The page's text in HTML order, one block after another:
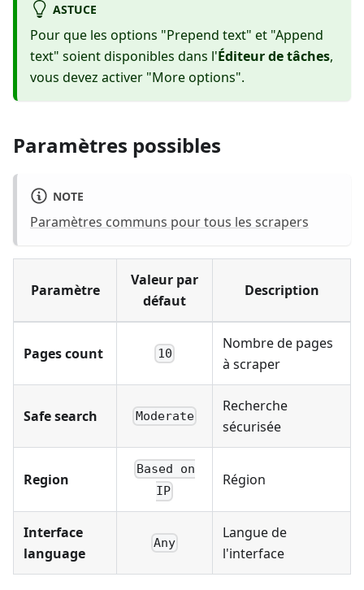
ASTUCE
Pour que les options "Prepend text" et "Append
text" soient disponibles dans l'Éditeur de tâches,
vous devez activer "More options".
Paramètres possibles
NOTE
Paramètres communs pour tous les scrapers
Paramètre
Valeur par
défaut
Description
Pages count 10
Nombre de pages
à scraper
Safe search Moderate
Recherche
sécurisée
Region
Based on
IP
Région
Interface
language
Any
Langue de
l'interface